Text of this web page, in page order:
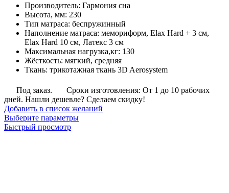
27,644
–
55,288
руб.
Производитель: Гармония сна
Высота, мм: 230
Тип матраса: беспружинный
Наполнение матраса: мемориформ, Elax Hard + 3 см,
Elax Hard 10 см, Латекс 3 см
Максимальная нагрузка,кг: 130
Жёсткость: мягкий, средняя
Ткань: трикотажная ткань 3D Aerosystem
Под заказ.
Сроки изготовления: От 1 до 10 рабочих
дней. Нашли дешевле? Сделаем скидку!
Добавить в список желаний
Выберите параметрыЭтот
Быстрый просмотр